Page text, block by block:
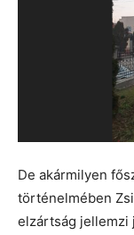
De akármilyen
történelmében
elzártság jellemzi